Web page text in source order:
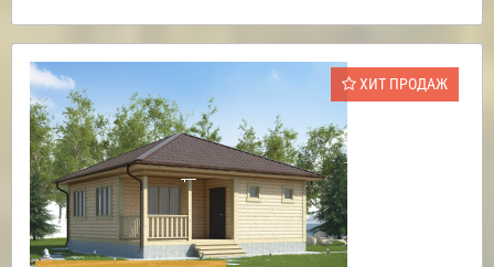
ХИТ ПРОДАЖ